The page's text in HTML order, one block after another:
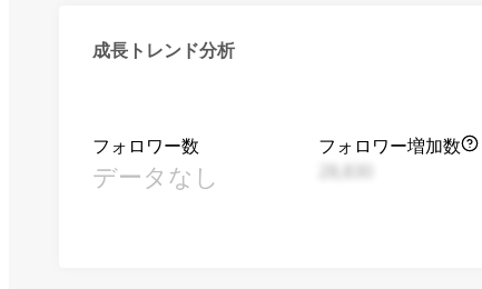
成長トレンド分析
フォロワー数
データなし
フォロワー増加数